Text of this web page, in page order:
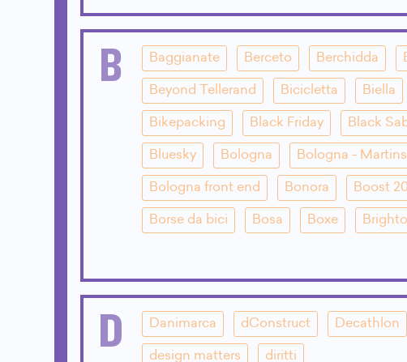
B Baggianate Berceto Berchidda
Beyond Tellerand Bicicletta Biella
Bikepacking Black Friday Black
Bluesky Bologna Bologna -
Bologna front end Bonora Boost
Borse da bici Bosa Boxe
D Danimarca dConstruct Decathlon
design matters diritti